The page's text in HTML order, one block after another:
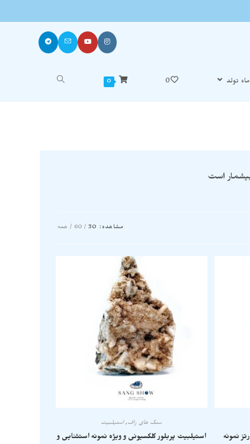
ماه تولد 0
0
است
مشاهده: 30
60 همه
نمونه
سنگ های راف,استیلبیت
استیلبیت پربلور کلکسیونی و ویژه نمونه استثنایی و